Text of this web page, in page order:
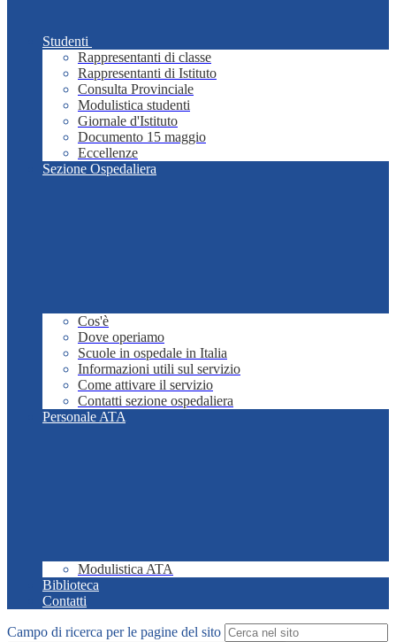
Studenti
Rappresentanti di classe
Rappresentanti di Istituto
Consulta Provinciale
Modulistica studenti
Giornale d'Istituto
Documento 15 maggio
Eccellenze
Sezione Ospedaliera
Cos'è
Dove operiamo
Scuole in ospedale in Italia
Informazioni utili sul servizio
Come attivare il servizio
Contatti sezione ospedaliera
Personale ATA
Modulistica ATA
Biblioteca
Contatti
Campo di ricerca per le pagine del sito